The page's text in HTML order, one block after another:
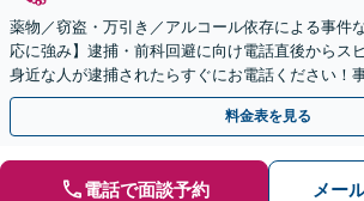
薬物／窃盗・万引き／アルコール依存による事件
応に強み】逮捕・前科回避に向け電話直後からス
身近な人が逮捕されたらすぐにお電話ください！
えた依存症回復支援にも注力。【元町・中華街駅2
料金表を見る
電話で面談予約 メー